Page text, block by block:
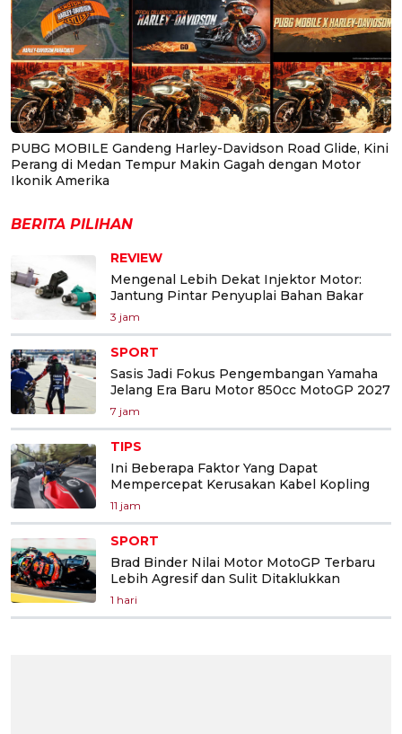
PUBG MOBILE Gandeng Harley-Davidson Road Glide, Kini
Perang di Medan Tempur Makin Gagah dengan Motor
Ikonik Amerika
BERITA PILIHAN
REVIEW
Mengenal Lebih Dekat Injektor Motor:
Jantung Pintar Penyuplai Bahan Bakar
3 jam
SPORT
Sasis Jadi Fokus Pengembangan Yamaha
Jelang Era Baru Motor 850cc MotoGP 2027
7 jam
TIPS
Ini Beberapa Faktor Yang Dapat
Mempercepat Kerusakan Kabel Kopling
11 jam
SPORT
Brad Binder Nilai Motor MotoGP Terbaru
Lebih Agresif dan Sulit Ditaklukkan
1 hari